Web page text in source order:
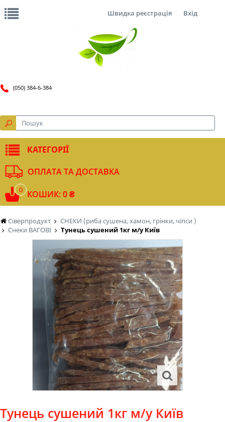
Сіверпродукт
СНЕКИ (риба сушена, хамон, грінки, чіпси )
Снеки ВАГОВІ
Тунець сушений 1кг м/у Київ
Тунець сушений 1кг м/у Київ
Швидка реєстрація Вхід
(050) 384-6-384
КАТЕГОРІЇ
ОПЛАТА ТА ДОСТАВКА
0 КОШИК: 0 ₴